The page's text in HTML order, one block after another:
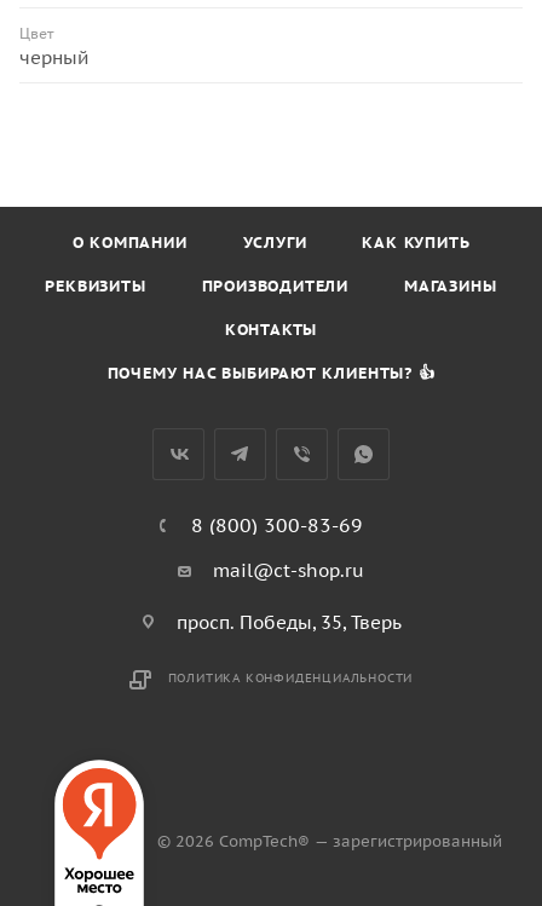
Цвет
черный
О КОМПАНИИ УСЛУГИ КАК КУПИТЬ
РЕКВИЗИТЫ ПРОИЗВОДИТЕЛИ МАГАЗИНЫ
КОНТАКТЫ
ПОЧЕМУ НАС ВЫБИРАЮТ КЛИЕНТЫ? 👍
8 (800) 300-83-69
mail@ct-shop.ru
просп. Победы, 35, Тверь
ПОЛИТИКА КОНФИДЕНЦИАЛЬНОСТИ
© 2026 CompTech® — зарегистрированный